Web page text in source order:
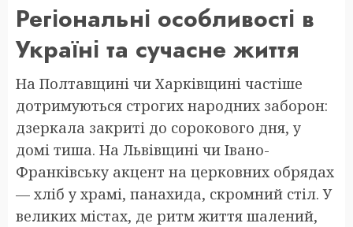
Регіональні особливості в
Україні та сучасне життя
На Полтавщині чи Харківщині частіше
дотримуються строгих народних заборон:
дзеркала закриті до сорокового дня, у
домі тиша. На Львівщині чи Івано-
Франківську акцент на церковних обрядах
— хліб у храмі, панахида, скромний стіл. У
великих містах, де ритм життя шалений,